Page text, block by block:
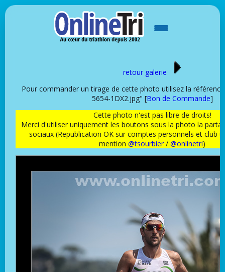
retour galerie
Pour commander un tirage de cette photo utilisez la
5654-1DX2.jpg" [Bon de Commande]
Cette photo n'est pas libre de droits!
Merci d'utiliser uniquement les boutons sous la photo la
sociaux (Republication OK sur comptes personnels et club
mention @tsourbier/ @onlinetri)